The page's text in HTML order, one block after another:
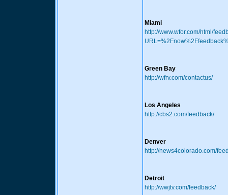
Miami
http://www.wfor.com/html/
Green Bay
http://wfrv.com/contactus/
Los Angeles
http://cbs2.com/feedback/
Denver
http://news4colorado.com/
Detroit
http://wwjtv.com/feedback/